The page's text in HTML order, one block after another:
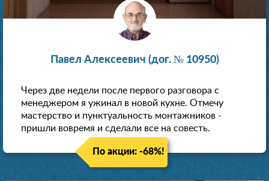
Павел Алексеевич (дог. № 10950)
Через две недели после первого разговора с
менеджером я ужинал в новой кухне. Отмечу
мастерство и пунктуальность монтажников -
пришли вовремя и сделали все на совесть.
По акции: -68%!